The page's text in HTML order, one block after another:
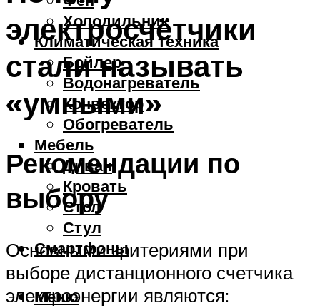
Холодильник
Климатическая техника
Бойлер
Водонагреватель
Конвектор
Обогреватель
Мебель
Диван
Кровать
Стол
Стул
Смартфоны
Меню
электросчётчики
стали называть
«умными»
Рекомендации по
выбору
Основными критериями при
выборе дистанционного счетчика
электроэнергии являются: